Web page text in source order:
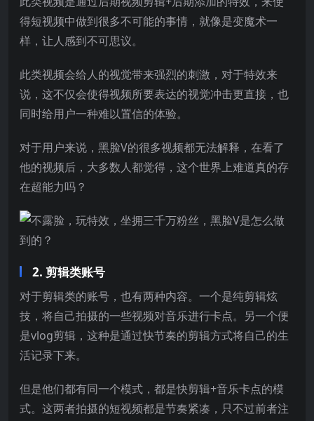
得短视频中做到很多不可能的事情，就像是变魔术一
样，让人感到不可思议。
此类视频会给人的视觉带来强烈的刺激，对于特效来
说，这不仅会使得视频所要表达的视觉冲击更直接，也
同时给用户一种难以置信的体验。
对于用户来说，黑脸V的很多视频都无法解释，在看了
他的视频后，大多数人都觉得，这个世界上难道真的存
在超能力吗？
2. 剪辑类账号
对于剪辑类的账号，也有两种内容。一个是纯剪辑炫
技，将自己拍摄的一些视频对音乐进行卡点。另一个便
是vlog剪辑，这种是通过快节奏的剪辑方式将自己的生
活记录下来。
但是他们都有同一个模式，都是快剪辑+音乐卡点的模
式。这两者拍摄的短视频都是节奏紧凑，只不过前者注